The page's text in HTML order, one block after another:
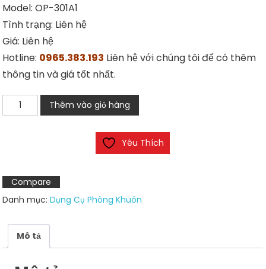
Model: OP-301A1
Tình trạng: Liên hệ
Giá: Liên hệ
Hotline: 0965.383.193 Liên hệ với chúng tôi để có thêm
thông tin và giá tốt nhất.
Máy
bắn
số
lượng
Thêm vào giỏ hàng
Yêu Thích
Compare
Danh mục:Dụng Cụ Phòng Khuôn
Mô tả